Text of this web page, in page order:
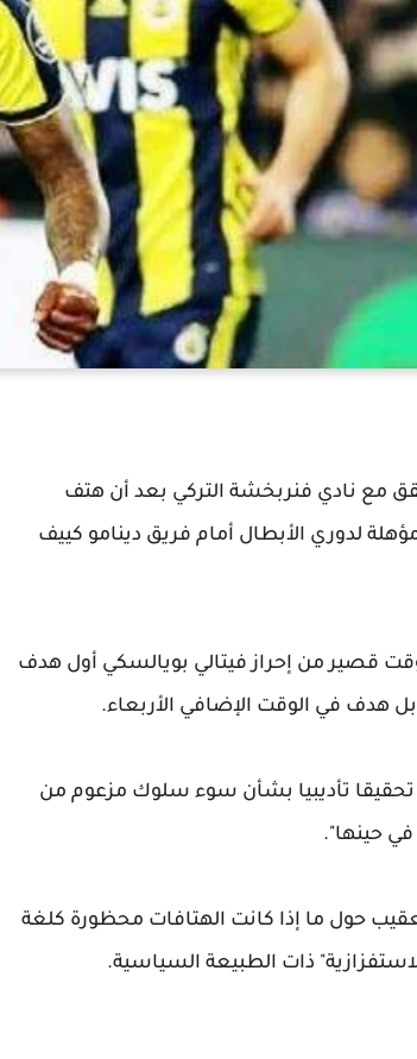
مع نادي فنربخشة التركي بعد أن هتف
لدوري الأبطال أمام فريق دينامو كييف
من إحراز فيتالي بويالسكي أول هدف
هدف في الوقت الإضافي الأربعاء.
تحقيقا تأديبيا بشأن سوء سلوك مزعوم من
حينها".
حول ما إذا كانت الهتافات محظورة كلغة
ذات الطبيعة السياسية.